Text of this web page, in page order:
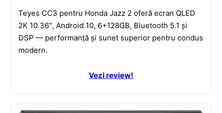
Teyes CC3 pentru Honda Jazz 2 oferă ecran QLED
2K 10.36″, Android 10, 6+128GB, Bluetooth 5.1 și
DSP — performanță și sunet superior pentru condus
modern.
Vezi review!